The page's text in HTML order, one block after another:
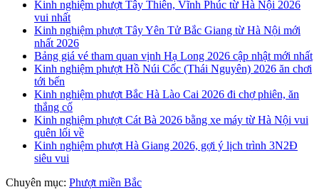
Kinh nghiệm phượt Tây Thiên, Vĩnh Phúc từ Hà Nội 2026
vui nhất
Kinh nghiệm phượt Tây Yên Tử Bắc Giang từ Hà Nội mới
nhất 2026
Bảng giá vé tham quan vịnh Hạ Long 2026 cập nhật mới nhất
Kinh nghiệm phượt Hồ Núi Cốc (Thái Nguyên) 2026 ăn chơi
tới bến
Kinh nghiệm phượt Bắc Hà Lào Cai 2026 đi chợ phiên, ăn
thắng cố
Kinh nghiệm phượt Cát Bà 2026 bằng xe máy từ Hà Nội vui
quên lối về
Kinh nghiệm phượt Hà Giang 2026, gợi ý lịch trình 3N2Đ
siêu vui
Chuyên mục: Phượt miền Bắc